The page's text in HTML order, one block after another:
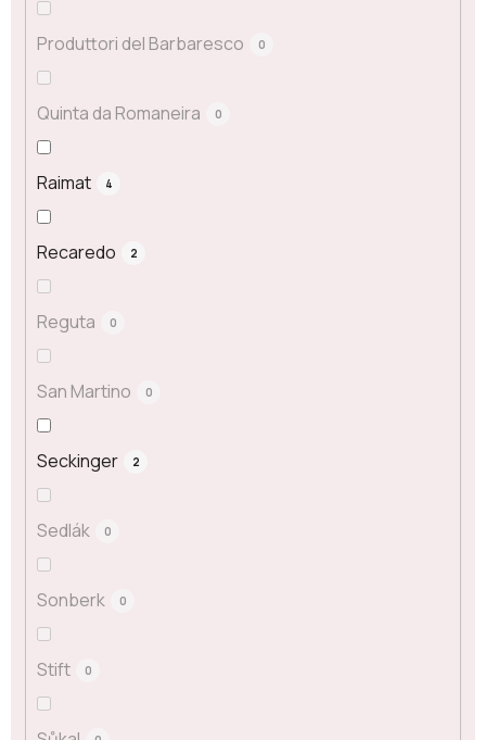
Produttori del Barbaresco 0
Quinta da Romaneira 0
Raimat 4
Recaredo 2
Reguta 0
San Martino 0
Seckinger 2
Sedlák 0
Sonberk 0
Stift 0